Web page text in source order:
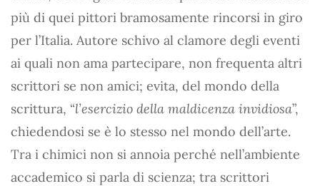
più di quei pittori bramosamente rincorsi in giro
per l’Italia. Autore schivo al clamore degli eventi
ai quali non ama partecipare, non frequenta altri
scrittori se non amici; evita, del mondo della
scrittura, “l’esercizio della maldicenza invidiosa”,
chiedendosi se è lo stesso nel mondo dell’arte.
Tra i chimici non si annoia perché nell’ambiente
accademico si parla di scienza; tra scrittori